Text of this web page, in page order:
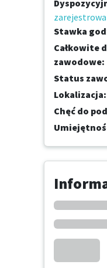
Stawka
Całkowite
zawodowe:
Status
Lokalizacja:
Chęć do